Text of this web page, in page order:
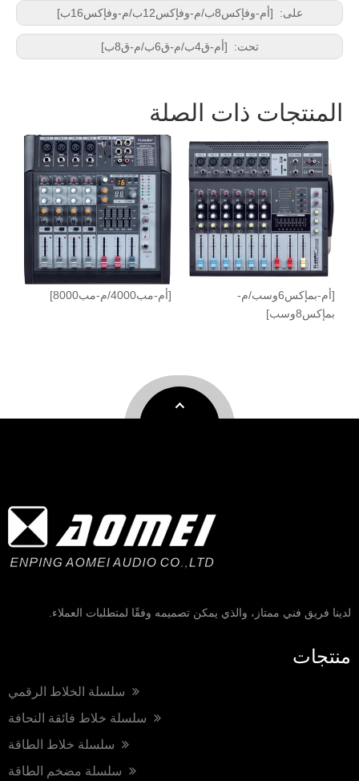
على: [أم-وفإكس8ب/م-وفإكس12ب/م-وفإكس16ب]
تحت: [أم-ق4ب/م-ق6ب/م-ق8ب]
المنتجات ذات الصلة
[أم-مب4000/م-مب8000]
بمإكس8وسب]
لدينا فريق فني ممتاز، والذي يمكن تصميمه وفقًا لمتطلبات العملاء.
منتجات